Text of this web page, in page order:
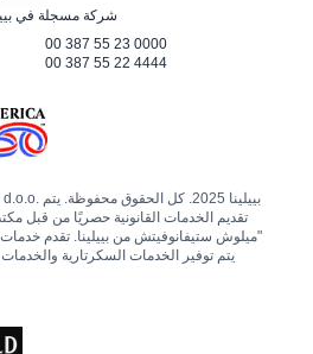
شركة مسجلة في
00 387 55 23 0000
00 387 55 22 4444
تقديم الخدمات القانونية حصريًا من قبل
ميلوش ستيفانوفيتش من بييلينا. تقدم